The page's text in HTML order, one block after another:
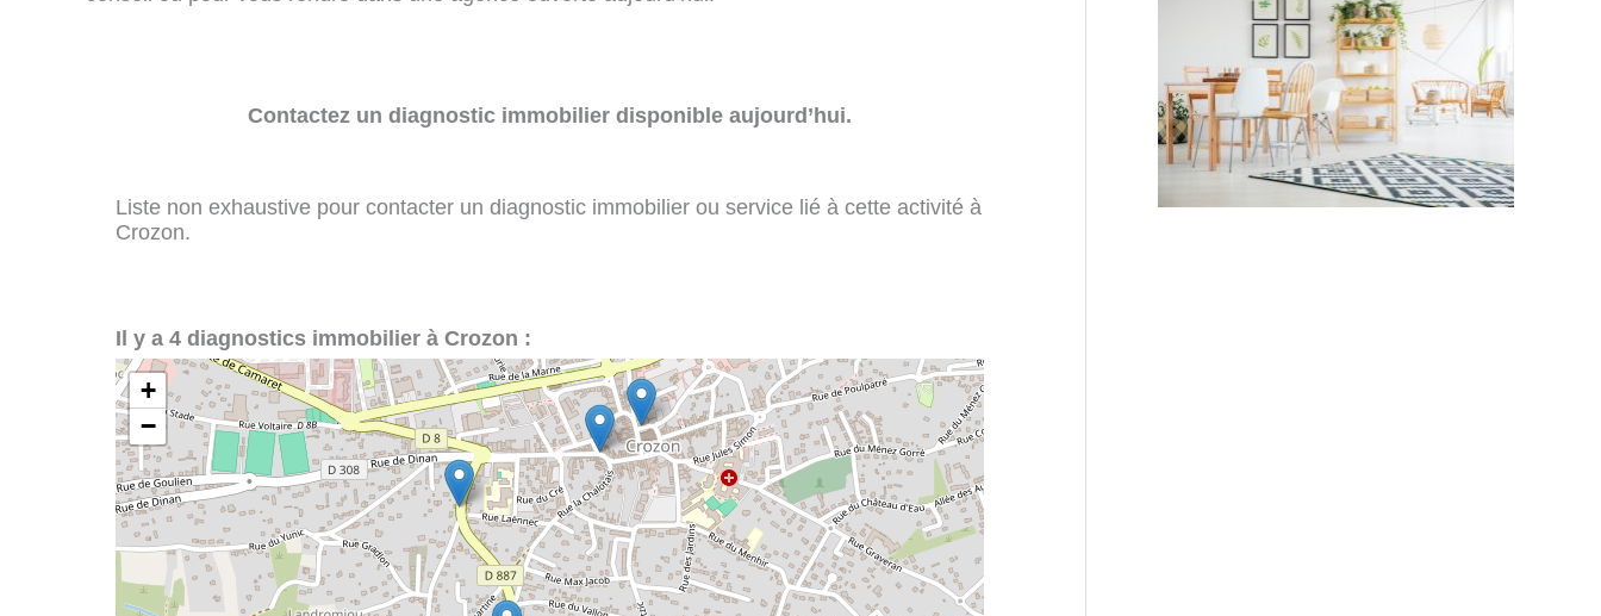
Contactez un diagnostic immobilier disponible aujourd’hui.
Liste non exhaustive pour contacter un diagnostic immobilier ou service lié à cette activité à
Crozon.
Il y a 4 diagnostics immobilier à Crozon :
+
−